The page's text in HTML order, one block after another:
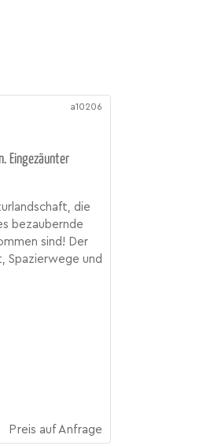
a10206
Eingezäunter
die
bezaubernde
sind! Der
Spazierwege und
Preis auf Anfrage